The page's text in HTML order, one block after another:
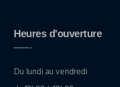
Heures d'ouverture
Du lundi au vendredi